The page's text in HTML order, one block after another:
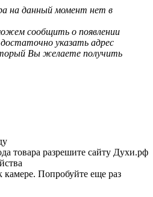
на данный момент нет в
сообщить о появлении
указать адрес
Вы желаете получить
товара разрешите сайту Духи.рф
Попробуйте еще раз